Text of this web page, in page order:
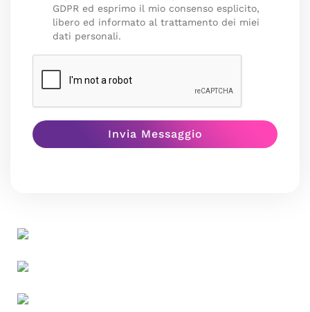
GDPR ed esprimo il mio consenso esplicito,
libero ed informato al trattamento dei miei
dati personali.